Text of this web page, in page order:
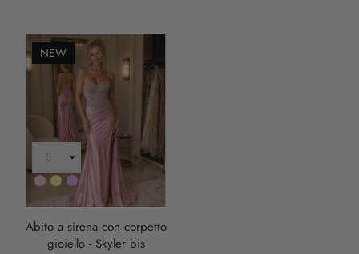
NEW
RosaOroLILLA
Abito a sirena con corpetto
gioiello - Skyler bis